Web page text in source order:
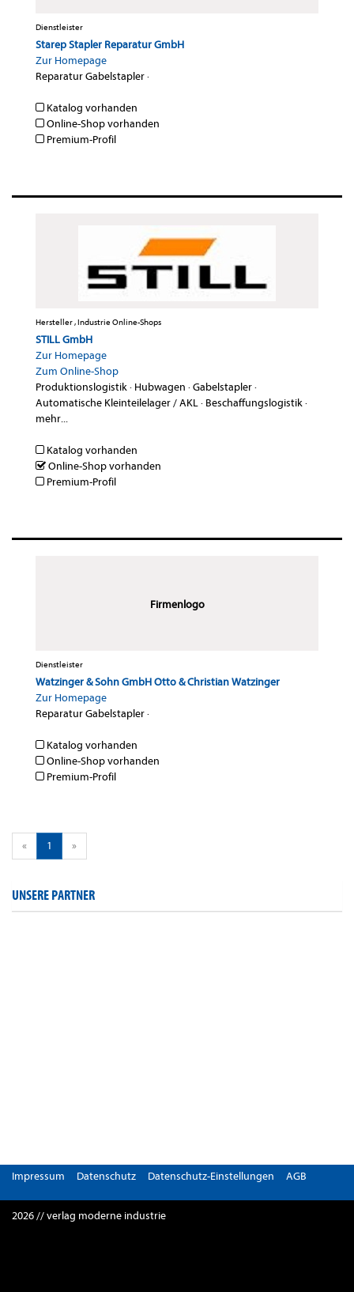
Dienstleister
Starep Stapler Reparatur GmbH
Zur Homepage
Reparatur Gabelstapler·
Katalog vorhanden
Online-Shop vorhanden
Premium-Profil
Hersteller , Industrie Online-Shops
STILL GmbH
Zur Homepage
Zum Online-Shop
Produktionslogistik· Hubwagen ·Gabelstapler·
Automatische Kleinteilelager / AKL· Beschaffungslogistik·
mehr...
Katalog vorhanden
Online-Shop vorhanden
Premium-Profil
Firmenlogo
Dienstleister
Watzinger & Sohn GmbH Otto & Christian Watzinger
Zur Homepage
Reparatur Gabelstapler·
Katalog vorhanden
Online-Shop vorhanden
Premium-Profil
« 1 »
UNSERE PARTNER
Impressum Datenschutz Datenschutz-Einstellungen AGB
2026 // verlag moderne industrie